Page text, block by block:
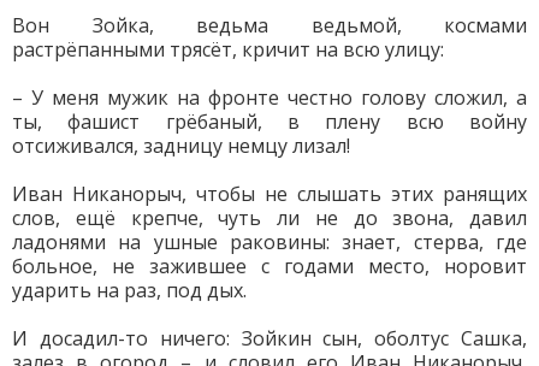
Вон Зойка, ведьма ведьмой, космами
растрёпанными трясёт, кричит на всю улицу:
– У меня мужик на фронте честно голову сложил, а
ты, фашист грёбаный, в плену всю войну
отсиживался, задницу немцу лизал!
Иван Никанорыч, чтобы не слышать этих ранящих
слов, ещё крепче, чуть ли не до звона, давил
ладонями на ушные раковины: знает, стерва, где
больное, не зажившее с годами место, норовит
ударить на раз, под дых.
И досадил-то ничего: Зойкин сын, оболтус Сашка,